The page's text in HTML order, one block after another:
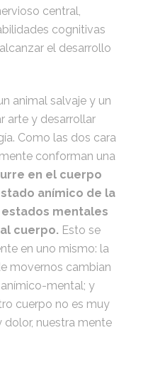
central,
cognitivas
el desarrollo
animal salvaje y un
arte y desarrollar
Como las dos cara
conforman una
en el cuerpo
anímico de la
mentales
cuerpo. Esto se
en uno mismo: la
movernos cambian
mental; y
cuerpo no es muy
nuestra mente